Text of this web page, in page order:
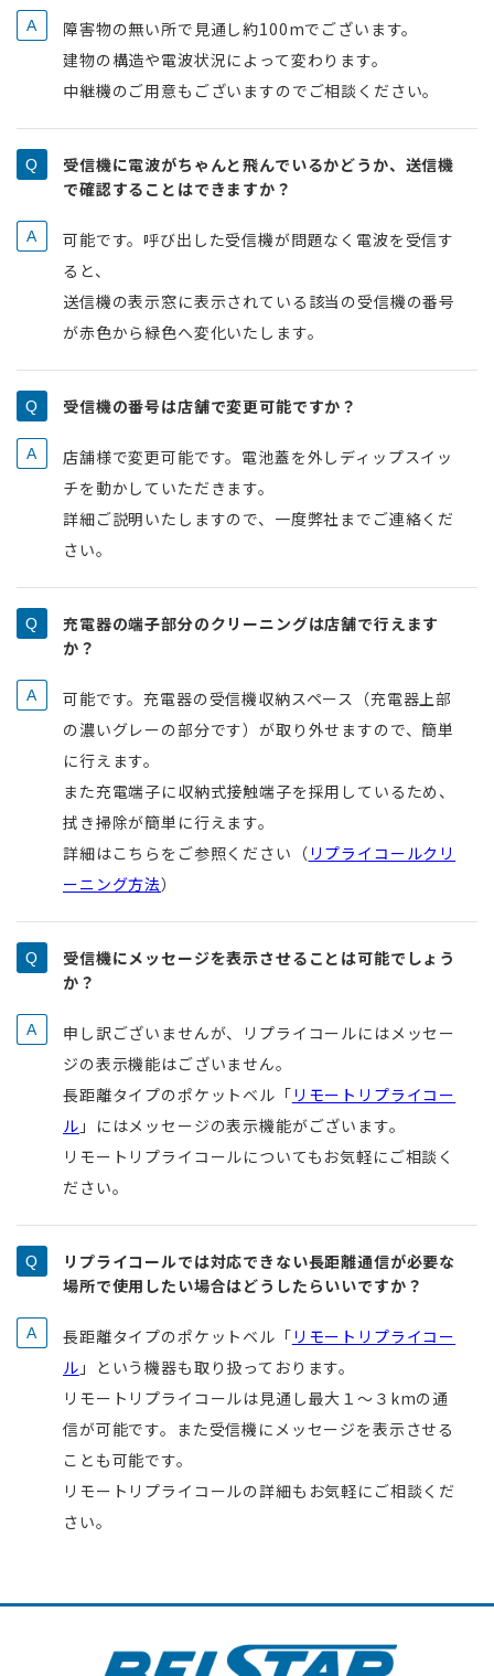
障害物の無い所で見通し約100mでございます。
建物の構造や電波状況によって変わります。
中継機のご用意もございますのでご相談ください。
受信機に電波がちゃんと飛んでいるかどうか、送信機
で確認することはできますか？
可能です。呼び出した受信機が問題なく電波を受信す
ると、
送信機の表示窓に表示されている該当の受信機の番号
が赤色から緑色へ変化いたします。
受信機の番号は店舗で変更可能ですか？
店舗様で変更可能です。電池蓋を外しディップスイッ
チを動かしていただきます。
詳細ご説明いたしますので、一度弊社までご連絡くだ
さい。
充電器の端子部分のクリーニングは店舗で行えます
か？
可能です。充電器の受信機収納スペース（充電器上部
の濃いグレーの部分です）が取り外せますので、簡単
に行えます。
また充電端子に収納式接触端子を採用しているため、
拭き掃除が簡単に行えます。
詳細はこちらをご参照ください（ リプライコールクリ
ーニング方法）
受信機にメッセージを表示させることは可能でしょう
か？
申し訳ございませんが、リプライコールにはメッセー
ジの表示機能はございません。
長距離タイプのポケットベル「 リモートリプライコー
ル 」にはメッセージの表示機能がございます。
リモートリプライコールについてもお気軽にご相談く
ださい。
リプライコールでは対応できない長距離通信が必要な
場所で使用したい場合はどうしたらいいですか？
長距離タイプのポケットベル「 リモートリプライコー
ル 」という機器も取り扱っております。
リモートリプライコールは見通し最大１～３kmの通
信が可能です。また受信機にメッセージを表示させる
ことも可能です。
リモートリプライコールの詳細もお気軽にご相談くだ
さい。